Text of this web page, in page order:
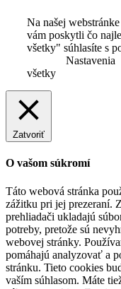
Na našej
vám poskytli čo
všetky" súhlasíte s
Nastavenia
všetky
Zatvoriť
O vašom súkromí
Táto webová stránka
zážitku pri jej prezeraní.
prehliadači ukladajú
potreby, pretože sú
webovej stránky.
pomáhajú analyzovať a
stránku. Tieto cookies
vaším súhlasom. Máte